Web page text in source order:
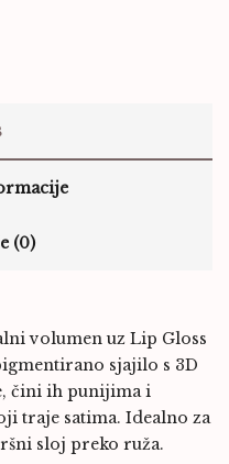
(0)
volumen uz Lip Gloss
sjajilo s 3D
čini ih punijima i
traje satima. Idealno za
sloj preko ruža.